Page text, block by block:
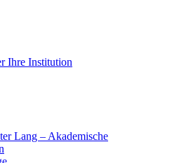
Ihre Institution
Lang – Akademische